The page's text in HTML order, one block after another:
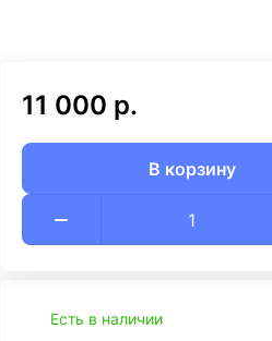
11 000 р.
В корзину
Есть в наличии